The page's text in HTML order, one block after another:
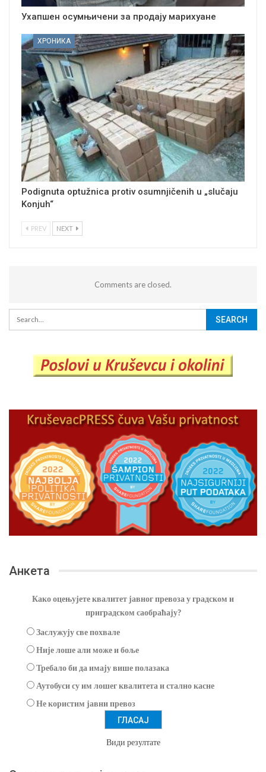
Ухапшен осумњичени за продају марихуане
ХРОНИКА
Podignuta optužnica protiv osumnjičenih u „slučaju
Konjuh“
PREV NEXT
Comments are closed.
Анкета
Како оцењујете квалитет јавног превоза у градском и
приградском саобраћају?
Заслужују све похвале
Није лоше али може и боље
Требало би да имају више полазака
Аутобуси су им лошег квалитета и стално касне
Не користим јавни превоз
Види резултате